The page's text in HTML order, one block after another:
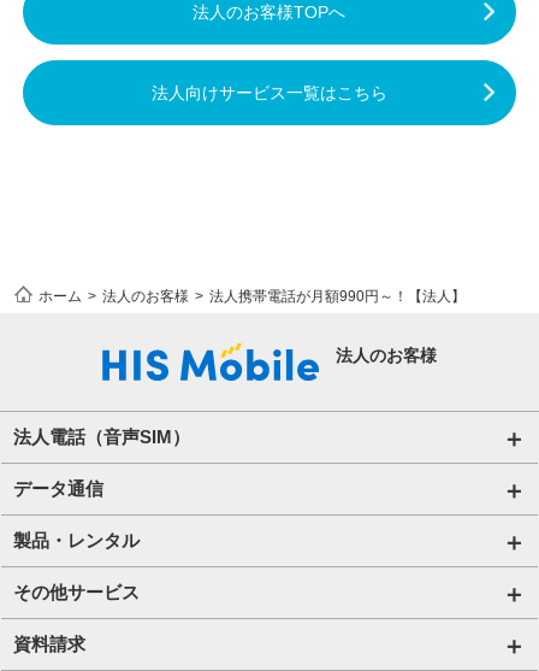
法人のお客様TOPへ
法人向けサービス一覧はこちら
ホーム 法人のお客様 法人携帯電話が月額990円～！【法人】
法人のお客様
法人電話（音声SIM）
音声通話プラン for Biz
ご利用開始の流れ(法人)
ご利用開始の流れ(個人事業主・その他団体)​
データ通信
データ専用SIM
IoT向けSIM
アグリSIM
製品・レンタル
端末販売
端末買取
その他サービス
ハザードトーク
資料請求